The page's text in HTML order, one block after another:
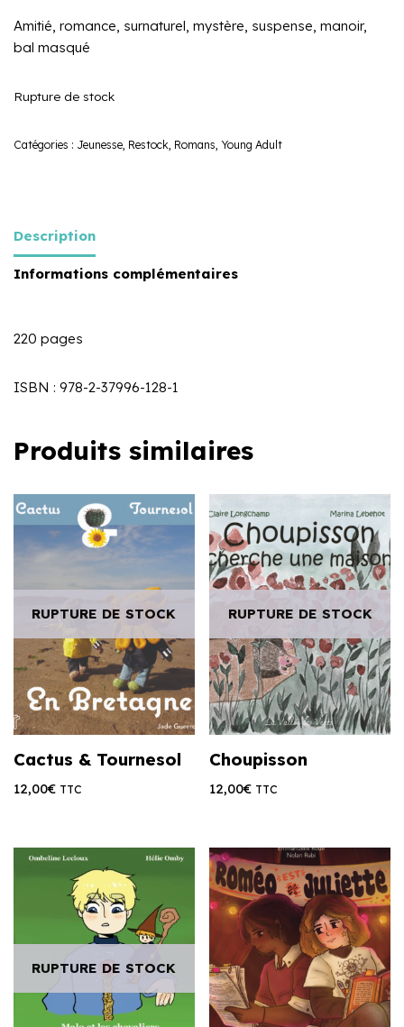
Amitié, romance, surnaturel, mystère, suspense, manoir,
bal masqué
Rupture de stock
Catégories : Jeunesse Restock Romans Young Adult
Description
Informations complémentaires
220 pages
ISBN : 978-2-37996-128-1
Produits similaires
RUPTURE DE STOCK
Cactus & Tournesol
12,00€ TTC
RUPTURE DE STOCK
Choupisson
12,00€ TTC
RUPTURE DE STOCK